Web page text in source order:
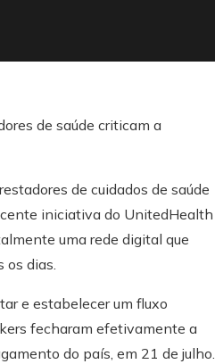
de cuidados de saúde
iniciativa do UnitedHealth
uma rede digital que
os dias.
e estabelecer um fluxo
fecharam efetivamente a
do país, em 21 de julho.